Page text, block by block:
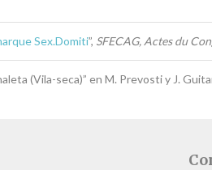
Sex.Domiti”, SFECAG, Actes du
(Vila-seca)” en M. Prevosti y J.